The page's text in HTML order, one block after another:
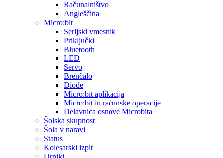
Računalništvo
Angleščina
Micro:bit
Serijski vmesnik
Priključki
Bluetooth
LED
Servo
Brenčalo
Diode
Micro:bit aplikacija
Micro:bit in računske operacije
Delavnica osnove Microbita
Šolska skupnost
Šola v naravi
Status
Kolesarski izpit
Urniki